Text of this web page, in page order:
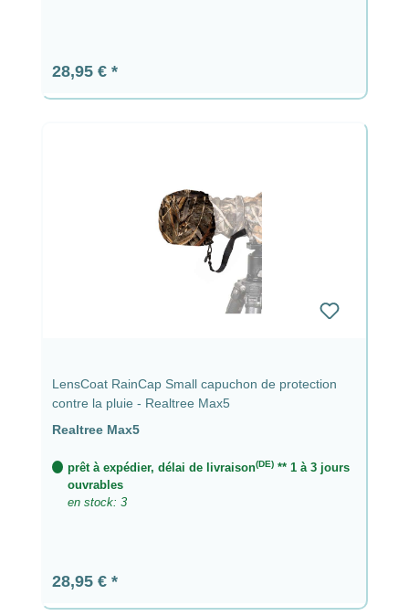
Prix régulier :
28,95 €
LensCoat RainCap Small capuchon de protection
contre la pluie - Realtree Max5
Realtree Max5
prêt à expédier, délai de livraison(DE)** 1 à 3 jours
ouvrables
en stock: 3
Prix régulier :
28,95 €